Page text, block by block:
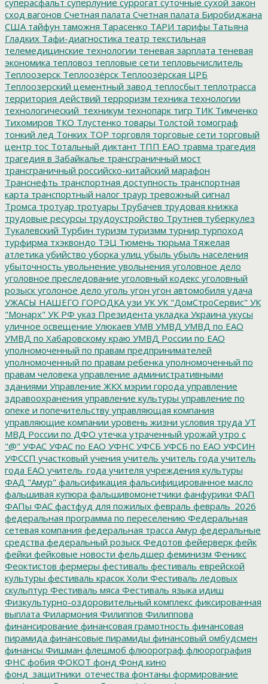
сход вагонов Счетная палата Счетная палата Биробиджана
США тайфун таможня Тарасенко ТАРИ тарифы Татьяна
Гладких Тафи-диагностика театр текстильная
телемедицинские технологии теневая зарплата теневая
экономика тепловоз тепловые сети тепловычислитель
Теплоозерск Теплоозёрск Теплоозёрская ЦРБ
Теплоозерский цементный завод теплосбыт теплотрасса
территория действий терроризм техника технологии
технологический_техникум технопарк тигр ТИК Тимченко
Тихомиров ТКО Тлустенко товары Толстой томограф
тонкий лед Тонких ТОР торговля торговые сети торговый
центр тос Тотальный диктант ТПП ЕАО травма трагедия
трагедия в Забайкалье трансграничный мост
трансграничный российско-китайский марафон
Транснефть транспортная доступность транспортная
карта транспортный налог траур тревожный сигнал
Тромса тротуар тротуары Трубачев трудовая книжка
трудовые ресурсы трудоустройство Трутнев туберкулез
Тукалевский Турбин туризм туризмм турнир турпоход
турфирма тхэквондо ТЭЦ Тюмень тюрьма Тяжелая
атлетика убийство уборка улиц убыль убыль населения
убыточность увольнение увольнения уголовное дело
уголовное преследование уголовный кодекс уголовный
розыск уголоное дело уголь угон угон автомобиля удача
УЖАСЫ НАШЕГО ГОРОДКА узи УК УК "ДомСтроСервис" УК
"Монарх" УК РФ указ Президента укладка Украина укусы
уличное освещение Улюкаев УМВ УМВД УМВД по ЕАО
УМВД по Хабаровскому краю УМВД России по ЕАО
уполномоченный по правам предпринимателей
уполномоченный по правам ребенка уполномоченный по
правам человека управление административными
зданиями Управление ЖКХ мэрии города управление
здравоохранения управление культуры управление по
опеке и попечительству управляющая компания
управляющие компании уровень жизни условия труда УТ
МВД России по ДФО утечка утраченный урожай утро с
"@" УФАС УФАС по ЕАО УФНС УФСБ УФСБ по ЕАО УФСИН
УФССП участковый учения учитель учитель года учитель
года ЕАО учитель_года учителя учреждения культуры
ФАД "Амур" фальсификация фальсифицированное масло
фальшивая купюра фальшивомонетчики фанфурики ФАП
ФАПы ФАС фастфуд для пожилых февраль февраль_2026
федеральная программа по переселению Федеральная
сетевая компания федеральная трасса Амур федеральные
средства федеральный розыск Федотов фейерверк фейк
фейки фейковые новости фельдшер феминизм Феникс
Феоктистов фермеры фестиваль фестиваль еврейской
культуры фестиваль красок Холи Фестиваль ледовых
скульптур Фестиваль мяса Фестиваль языка идиш
Физкультурно-оздоровительный комплекс фиксированная
выплата Филармония Филиппов Филиппова
финансирование финансовая грамотность финансовая
пирамида финансовые пирамиды финансовый омбудсмен
финансы Фишман флешмоб флюорограф флюорография
ФНС фобия ФОКОТ фонд Фонд кино
фонд_защитники_отечества фонтаны формирование